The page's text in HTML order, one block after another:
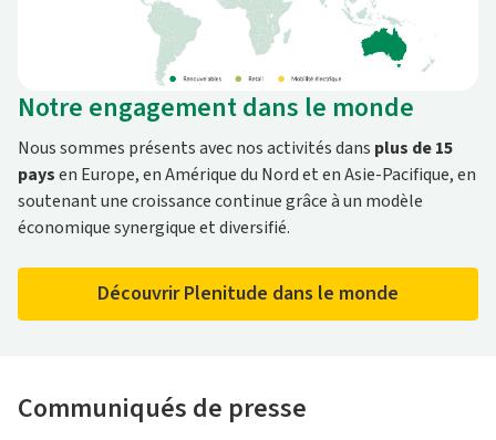
Notre engagement dans le monde
Nous sommes présents avec nos activités dans plus de 15
paysen Europe, en Amérique du Nord et en Asie-Pacifique, en
soutenant une croissance continue grâce à un modèle
économique synergique et diversifié.
Découvrir Plenitude dans le monde
Communiqués de presse